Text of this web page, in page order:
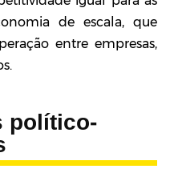
de escala, que
entre empresas,
político-